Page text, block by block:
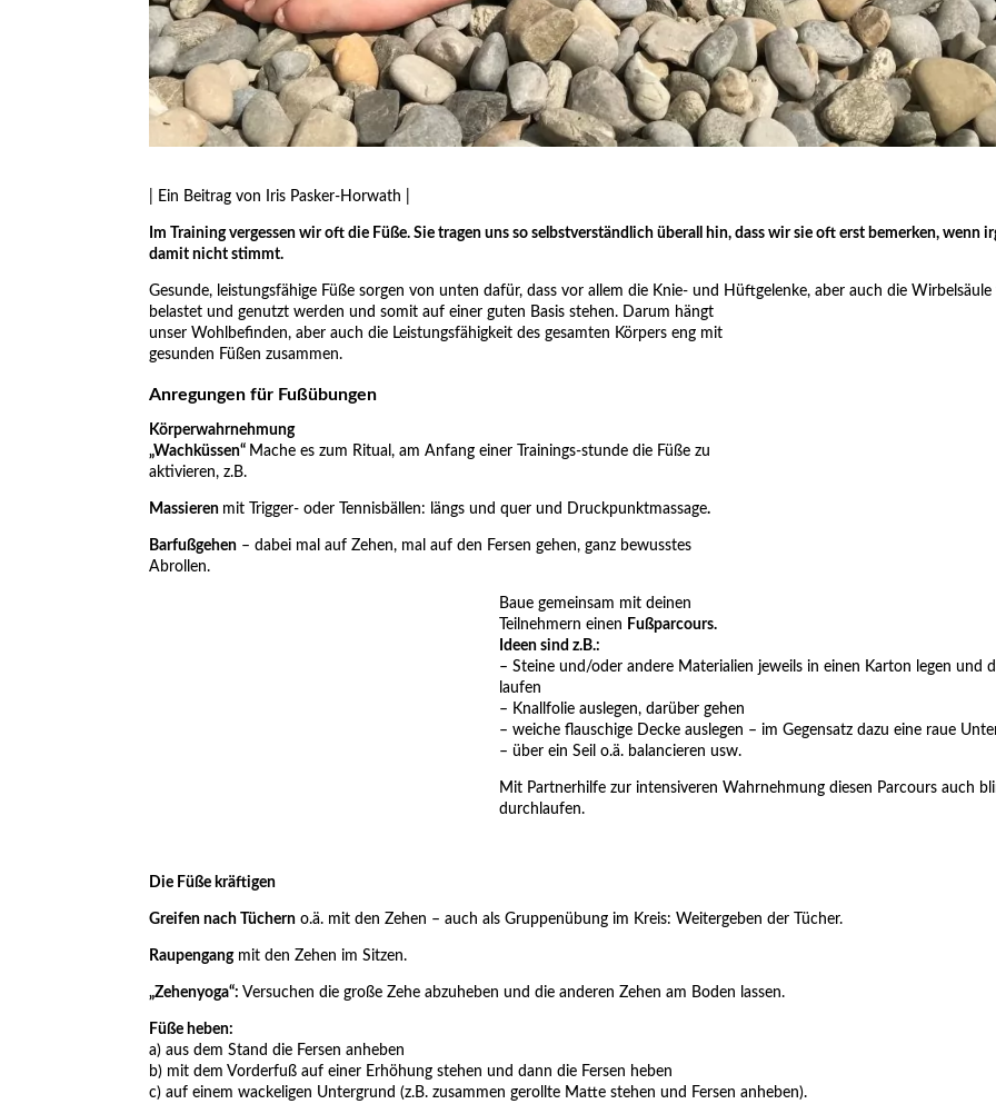
| Ein Beitrag von Iris Pasker-Horwath |
Im Training vergessen wir oft die Füße. Sie tragen uns so selbstverständlich überall hin, dass wir sie oft erst bemerken, wenn
damit nicht stimmt.
Gesunde, leistungsfähige Füße sorgen von unten dafür, dass vor allem die Knie- und Hüftgelenke, aber auch die Wirbelsäule
belastet und genutzt werden und somit auf einer guten Basis stehen. Darum hängt
unser Wohlbefinden, aber auch die Leistungsfähigkeit des gesamten Körpers eng mit
gesunden Füßen zusammen.
Anregungen für Fußübungen
Körperwahrnehmung
„Wachküssen“ Mache es zum Ritual, am Anfang einer Trainings-stunde die Füße zu
aktivieren, z.B.
Massieren mit Trigger- oder Tennisbällen: längs und quer und Druckpunktmassage.
Barfußgehen – dabei mal auf Zehen, mal auf den Fersen gehen, ganz bewusstes
Abrollen.
Baue gemeinsam mit deinen
Teilnehmern einen Fußparcours.
Ideen sind z.B.:
– Steine und/oder andere Materialien jeweils in einen Karton legen und
laufen
– Knallfolie auslegen, darüber gehen
– weiche flauschige Decke auslegen – im Gegensatz dazu eine raue
– über ein Seil o.ä. balancieren usw.
Mit Partnerhilfe zur intensiveren Wahrnehmung diesen Parcours auch
durchlaufen.
Die Füße kräftigen
Greifen nach Tüchern o.ä. mit den Zehen – auch als Gruppenübung im Kreis: Weitergeben der Tücher.
Raupengangmit den Zehen im Sitzen.
„Zehenyoga“: Versuchen die große Zehe abzuheben und die anderen Zehen am Boden lassen.
Füße heben:
a) aus dem Stand die Fersen anheben
b) mit dem Vorderfuß auf einer Erhöhung stehen und dann die Fersen heben
c) auf einem wackeligen Untergrund (z.B. zusammen gerollte Matte stehen und Fersen anheben).